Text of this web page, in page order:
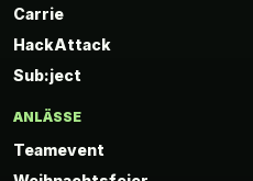
Carrie
HackAttack
Sub:ject
ANLÄSSE
Teamevent